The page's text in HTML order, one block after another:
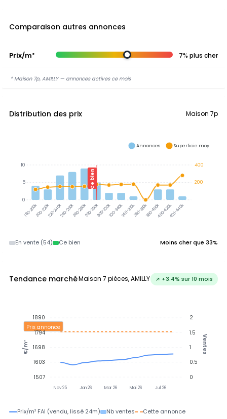
Comparaison autres annonces
Prix/m² 7% plus cher
* Maison 7p, AMILLY — annonces actives ce mois
Distribution des prix Maison 7p
180-200k200-220k220-240k240-260k260-280k280-300k300-320k320-340k340-360k360-380k380-400k400-420k420-440k
Ce bien
400
200
10
5
0
Annonces Superficie moy.
En vente (54) Ce bien Moins cher que 33%
Tendance marchéMaison 7 pièces, AMILLY ↗ +3.4% sur 10 mois
Nov 25 Jan 26 Mar 26 Mai 26 Jul 26
Prix annonce
2
1.5
1
0.5
0
Ventes
1890
1794
1698
1603
1507
€/m²
Prix/m² FAI (vendu, lissé 24m) Nb ventes Cette annonce